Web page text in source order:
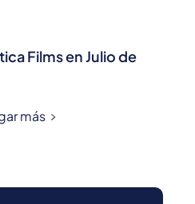
Films en Julio de
más